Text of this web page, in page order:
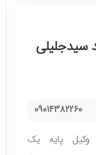
سیدجلیلی
09014382260
وکیل پایه یک